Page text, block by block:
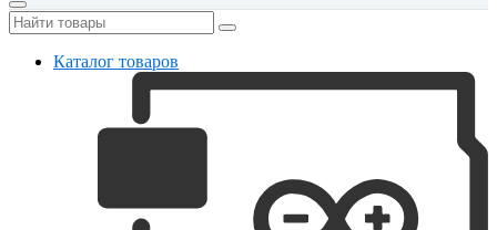
Каталог товаров